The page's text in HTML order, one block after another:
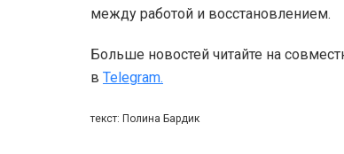
между работой и восстановлением.
Больше новостей читайте на
в Telegram.
текст: Полина Бардик